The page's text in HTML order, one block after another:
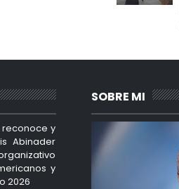
y
Abinader
y
2026
SOBRE MI